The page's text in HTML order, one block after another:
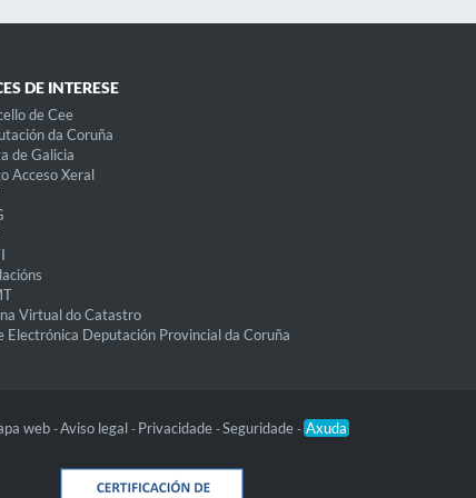
DE INTERESE
de Cee
da Coruña
de Galicia
Acceso Xeral
Virtual do Catastro
Electrónica Deputación Provincial da Coruña
web -Aviso legal - Privacidade -Seguridade - Axuda